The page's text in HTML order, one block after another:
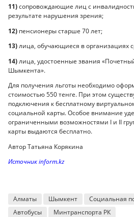
11)сопровождающие лиц с
результате нарушения зрения;
12) пенсионеры старше 70 лет;
13)лица, обучающиеся в организациях
14)лица, удостоенные звания
Шымкента».
Для получения льготы необходимо
стоимостью 550 тенге. При этом
подключения к бесплатному
социальной карты. Особое внимание
ограниченными возможностями I и II
карты выдаются бесплатно.
Автор Татьяна Корякина
Источник inform.kz
Алматы Шымкент Социальная
Автобусы
Минтранспорта РК